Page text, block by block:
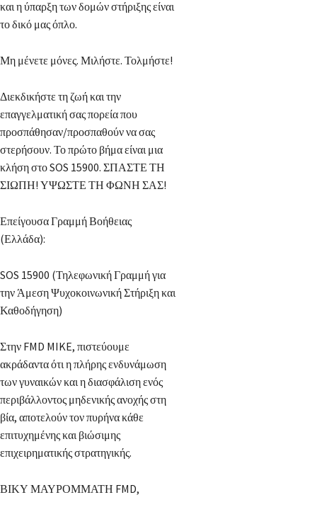
και η ύπαρξη των δομών στήριξης είναι
το δικό μας όπλο.
Μη μένετε μόνες. Μιλήστε. Τολμήστε!
Διεκδικήστε τη ζωή και την
επαγγελματική σας πορεία που
προσπάθησαν/προσπαθούν να σας
στερήσουν. Το πρώτο βήμα είναι μια
κλήση στο SOS 15900. ΣΠΑΣΤΕ ΤΗ
ΣΙΩΠΗ! ΥΨΩΣΤΕ ΤΗ ΦΩΝΗ ΣΑΣ!
Επείγουσα Γραμμή Βοήθειας
(Ελλάδα):
SOS 15900 (Τηλεφωνική Γραμμή για
την Άμεση Ψυχοκοινωνική Στήριξη και
Καθοδήγηση)
Στην FMD MIKE, πιστεύουμε
ακράδαντα ότι η πλήρης ενδυνάμωση
των γυναικών και η διασφάλιση ενός
περιβάλλοντος μηδενικής ανοχής στη
βία, αποτελούν τον πυρήνα κάθε
επιτυχημένης και βιώσιμης
επιχειρηματικής στρατηγικής.
ΒΙΚΥ ΜΑΥΡΟΜΜΑΤΗ FMD,